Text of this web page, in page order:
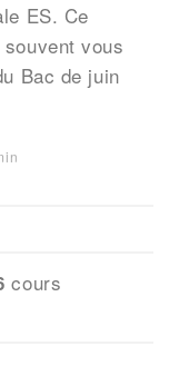
ES. Ce
vous
Bac de juin
cours